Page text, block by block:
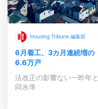
Housing Tribune 編集部
6月着工、3カ月連続増の
6.6万戸
法改正の影響ない一昨年と
同水準